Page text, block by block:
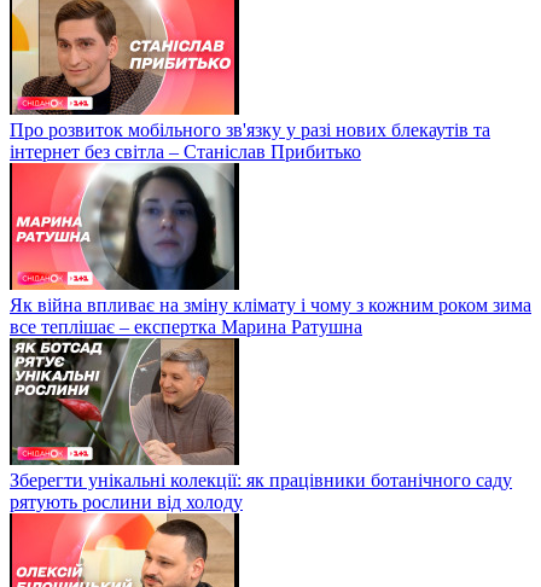
Про розвиток мобільного зв'язку у разі нових блекаутів та
інтернет без світла – Станіслав Прибитько
Як війна впливає на зміну клімату і чому з кожним роком зима
все теплішає – експертка Марина Ратушна
Зберегти унікальні колекції: як працівники ботанічного саду
рятують рослини від холоду